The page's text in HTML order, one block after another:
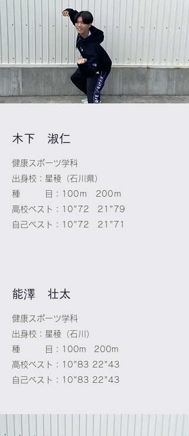
​木下 淑仁
健康スポーツ学科
出身校：星稜（石川県）
種 目：100ｍ 200ｍ
高校ベスト：10"72 21"79
自己ベスト：10"72 21"71
​能澤 壮太
健康スポーツ学科
出身校：星稜（石川）
種 目：100m 200m
高校ベスト：10"83 22"43
自己ベスト：10"83 22"43